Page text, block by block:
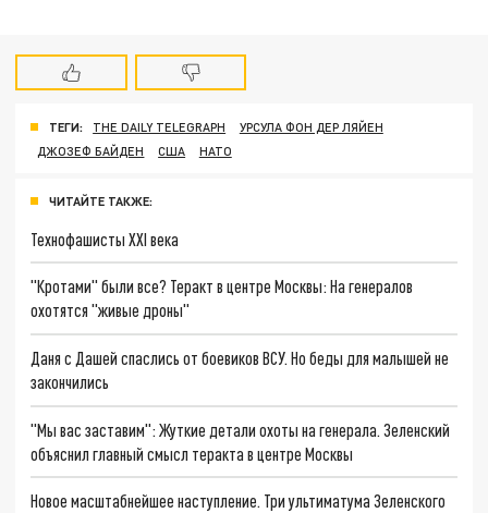
ТЕГИ: THE DAILY TELEGRAPH
УРСУЛА ФОН ДЕР ЛЯЙЕН
ДЖОЗЕФ БАЙДЕН
США НАТО
ЧИТАЙТЕ ТАКЖЕ:
Технофашисты XXI века
"Кротами" были все? Теракт в центре Москвы: На генералов
охотятся "живые дроны"
Даня с Дашей спаслись от боевиков ВСУ. Но беды для малышей не
закончились
"Мы вас заставим": Жуткие детали охоты на генерала. Зеленский
объяснил главный смысл теракта в центре Москвы
Новое масштабнейшее наступление. Три ультиматума Зеленского